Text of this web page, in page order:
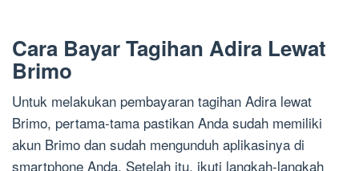
Cara Bayar Tagihan Adira Lewat
Brimo
Untuk melakukan pembayaran tagihan Adira lewat
Brimo, pertama-tama pastikan Anda sudah memiliki
akun Brimo dan sudah mengunduh aplikasinya di
smartphone Anda. Setelah itu, ikuti langkah-langkah